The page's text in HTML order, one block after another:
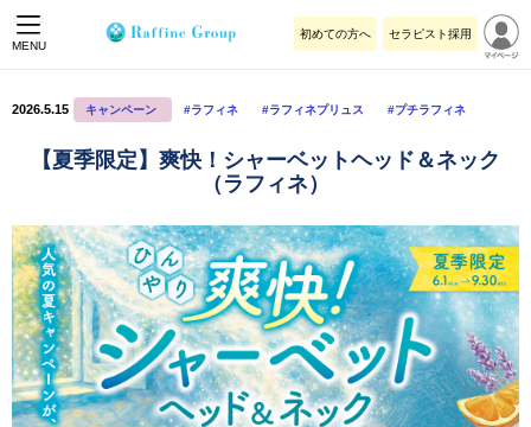
MENU
初めての方へ セラピスト採用
2026.5.15 キャンペーン #ラフィネ #ラフィネプリュス #プチラフィネ
【夏季限定】爽快！シャーベットヘッド＆ネック
（ラフィネ）